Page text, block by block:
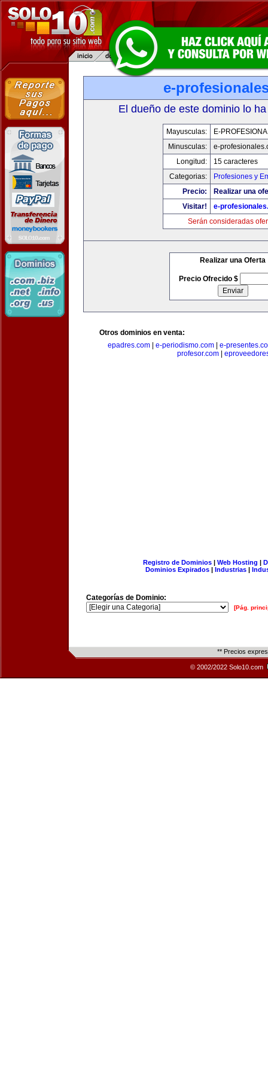
e-
El dueño de este dominio lo
Mayusculas:
E-
Minusculas:
e-
Longitud:
15 caracteres
Categorias:
Profesiones y
Precio:
Realizar una
Visitar!
e-
Serán consideradas
Realizar una Oferta
Precio Ofrecido $
Otros dominios en venta:
epadres.com
e-periodismo.com
e-
profesor.com|
Registro de Dominios| Web Hosting |
Dominios Expirados | Industrias |
Categorías de Dominio:
[Pág.
** Precios
© 2002/2022 Solo10.com